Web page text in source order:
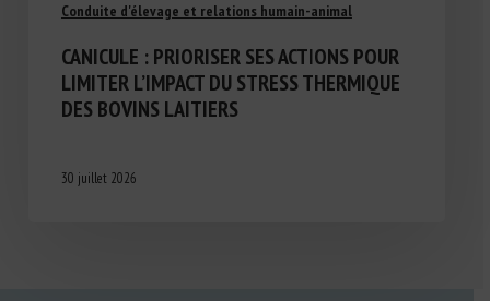
Conduite d'élevage et relations humain-animal
CANICULE : PRIORISER SES ACTIONS POUR
LIMITER L’IMPACT DU STRESS THERMIQUE
DES BOVINS LAITIERS
30 juillet 2026